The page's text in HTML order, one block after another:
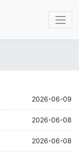
2026-06-09
2026-06-08
2026-06-08